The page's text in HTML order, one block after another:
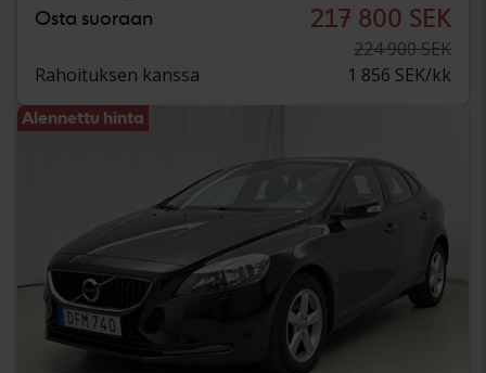
Osta suoraan 217 800 SEK
224 900 SEK
Rahoituksen kanssa
1 856 SEK/kk
Alennettu hinta